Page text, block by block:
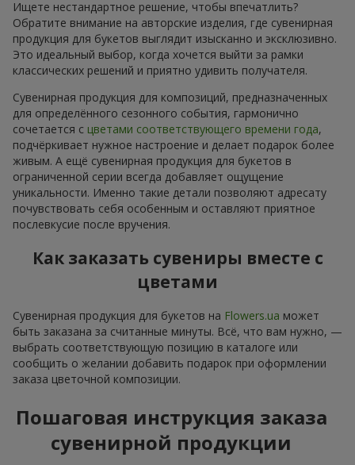
Ищете нестандартное решение, чтобы впечатлить?
Обратите внимание на авторские изделия, где сувенирная
продукция для букетов выглядит изысканно и эксклюзивно.
Это идеальный выбор, когда хочется выйти за рамки
классических решений и приятно удивить получателя.
Сувенирная продукция для композиций, предназначенных
для определённого сезонного события, гармонично
сочетается с цветами соответствующего времени года,
подчёркивает нужное настроение и делает подарок более
живым. А ещё сувенирная продукция для букетов в
ограниченной серии всегда добавляет ощущение
уникальности. Именно такие детали позволяют адресату
почувствовать себя особенным и оставляют приятное
послевкусие после вручения.
Как заказать сувениры вместе с
цветами
Сувенирная продукция для букетов на Flowers.ua может
быть заказана за считанные минуты. Всё, что вам нужно, —
выбрать соответствующую позицию в каталоге или
сообщить о желании добавить подарок при оформлении
заказа цветочной композиции.
Пошаговая инструкция заказа
сувенирной продукции